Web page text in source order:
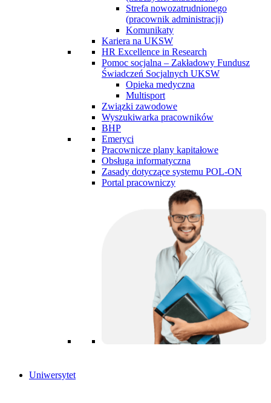
Strefa nowozatrudnionego
(pracownik administracji)
Komunikaty
Kariera na UKSW
HR Excellence in Research
Pomoc socjalna – Zakładowy Fundusz
Świadczeń Socjalnych UKSW
Opieka medyczna
Multisport
Związki zawodowe
Wyszukiwarka pracowników
BHP
Emeryci
Pracownicze plany kapitałowe
Obsługa informatyczna
Zasady dotyczące systemu POL-ON
Portal pracowniczy
Uniwersytet